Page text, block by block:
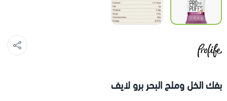
بفك الخل وملح البحر برو لايف